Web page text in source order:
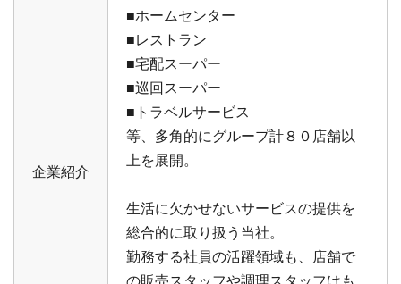
企業紹介
■ホームセンター
■レストラン
■宅配スーパー
■巡回スーパー
■トラベルサービス
等、多角的にグループ計８０店舗以
上を展開。
生活に欠かせないサービスの提供を
総合的に取り扱う当社。
勤務する社員の活躍領域も、店舗で
の販売スタッフや調理スタッフはも